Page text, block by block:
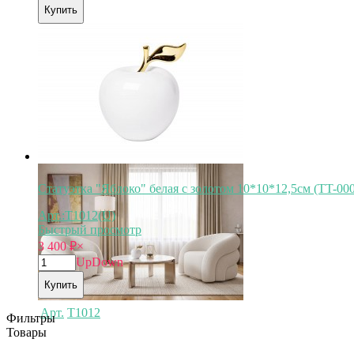
Купить
Арт. T1012
Статуэтка "Яблоко" белая с золотом 10*10*12,5см (TT-
Арт.:T1012(U)
Быстрый просмотр
3 400₽×
UpDown
Купить
Фильтры
Товары